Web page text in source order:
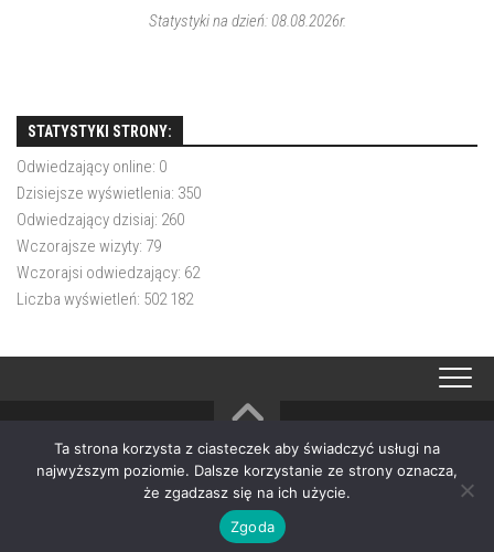
Statystyki na dzień: 08.08.2026r.
STATYSTYKI STRONY:
Odwiedzający online: 0
Dzisiejsze wyświetlenia: 350
Odwiedzający dzisiaj: 260
Wczorajsze wizyty: 79
Wczorajsi odwiedzający: 62
Liczba wyświetleń: 502 182
OSP Choczewo © 2026. All Rights Reserved.
Powered byWordPress . Theme by
Ta strona korzysta z ciasteczek aby świadczyć usługi na
najwyższym poziomie. Dalsze korzystanie ze strony oznacza,
że zgadzasz się na ich użycie.
Zgoda